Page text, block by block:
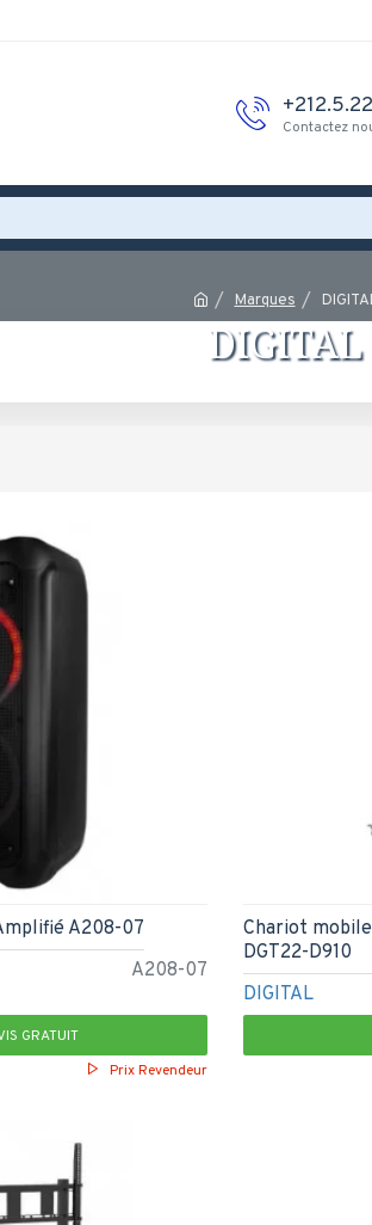
Contactez
Marques
DIGITAL
A208-07
A208-07
GRATUIT
Prix Revendeur
DIGITAL
Chariot
DGT22-D910